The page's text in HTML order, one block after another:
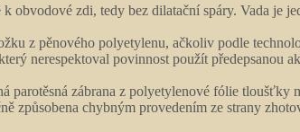
obvodové zdi, tedy bez dilatační spáry. Vada je
z pěnového polyetylenu, ačkoliv podle
nerespektoval povinnost použít předepsanou
zábrana z polyetylenové fólie tloušťky
způsobena chybným provedením ze strany